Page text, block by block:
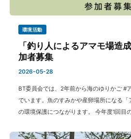
環境活動
「釣り人によるアマモ場造
加者募集
2026-05-28
BT委員会では、2年前から海のゆりかご #
でいます。魚のすみかや産卵場所になる
の環境保護につながります。 今年度1回目